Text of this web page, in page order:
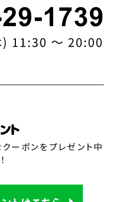
ーポンをプレゼント中